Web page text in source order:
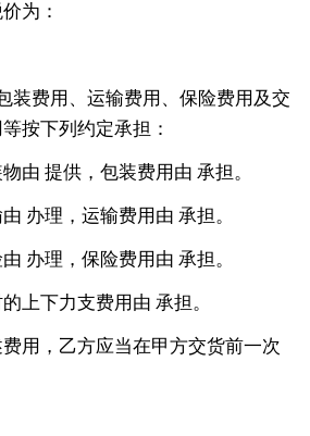
为：
装费用、运输费用、保险费用及交
按下列约定承担：
由 提供，包装费用由 承担。
办理，运输费用由 承担。
办理，保险费用由 承担。
上下力支费用由 承担。
用，乙方应当在甲方交货前一次